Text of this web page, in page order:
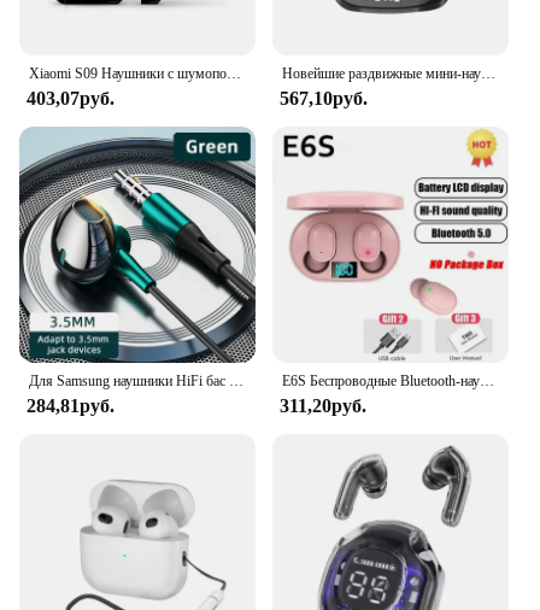
Xiaomi S09 Наушники с шумоподавлением Bluetooth 5.4, интеллектуальный блок управления, автоматические стерео моно водонепроницаемые спортивные наушники
403,07руб.
Новейшие раздвижные мини-наушники C8Pro, TWS, Bluetooth 5,3, наушники с зеркальным дисплеем, 3D стерео, долговечные Bluetooth-наушники
567,10руб.
Для Samsung наушники HiFi бас стерео управление громкостью с микрофоном USB Тип C 3,5 мм проводной Eadphone для Galaxy S24 S23 S22 S21 Ultra
284,81руб.
E6S Беспроводные Bluetooth-наушники A6S TWS Гарнитура Наушники с шумоподавлением и микрофоном Наушники для iPhone Xiaomi
311,20руб.